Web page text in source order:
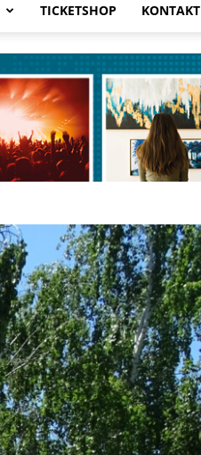
TICKETSHOP KONTAKT